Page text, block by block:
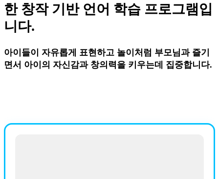
한 창작 기반 언어 학습 프로그램입
니다.
아이들이 자유롭게 표현하고 놀이처럼 부모님과 즐기
면서 아이의 자신감과 창의력을 키우는데 집중합니다.